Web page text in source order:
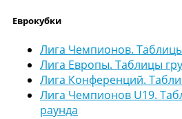
Еврокубки
Лига Чемпионов.
Лига Европы. Таблицы
Лига Конференций.
Лига Чемпионов U19.
раунда